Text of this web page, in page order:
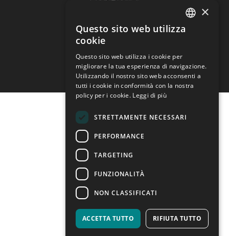
×
Questo sito web utilizza
cookie
Questo sito web utilizza i cookie per
migliorare la tua esperienza di navigazione.
Utilizzando il nostro sito web acconsenti a
tutti i cookie in conformità con la nostra
policy per i cookie. Leggi di più
STRETTAMENTE NECESSARI
PERFORMANCE
TARGETING
FUNZIONALITÀ
NON CLASSIFICATI
ACCETTA TUTTO RIFIUTA TUTTO